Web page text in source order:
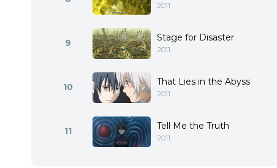
2011
9 Stage for Disaster
2011
10 That Lies in the Abyss
2011
11 Tell Me the Truth
2011